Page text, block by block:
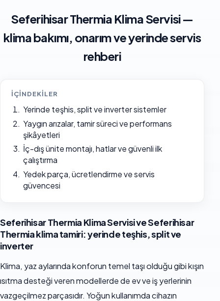
Seferihisar Thermia Klima Servisi —
klima bakımı, onarım ve yerinde servis
rehberi
İÇINDEKILER
Yerinde teşhis, split ve inverter sistemler
Yaygın arızalar, tamir süreci ve performans
şikâyetleri
İç-dış ünite montajı, hatlar ve güvenli ilk
çalıştırma
Yedek parça, ücretlendirme ve servis
güvencesi
Seferihisar Thermia Klima Servisi ve Seferihisar
Thermia klima tamiri: yerinde teşhis, split ve
inverter
Klima, yaz aylarında konforun temel taşı olduğu gibi kışın
ısıtma desteği veren modellerde de ev ve iş yerlerinin
vazgeçilmez parçasıdır. Yoğun kullanımda cihazın